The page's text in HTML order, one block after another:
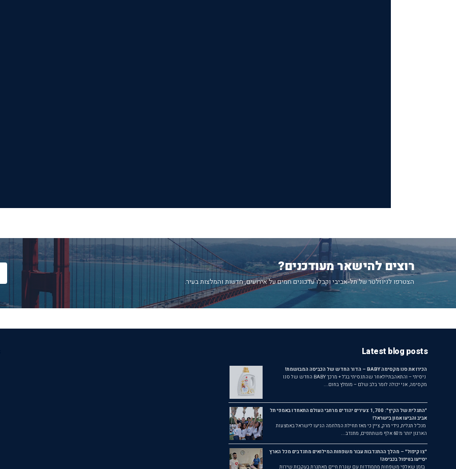
רוצים להישאר מעודכנים?
הצטרפו לניוזלטר של תל-אביבי וקבלו עדכונים חמים על אירועים, חדשות והמלצות בעיר.
Latest blog posts
הכירו את סנו מקסימה BABY – הדור החדש של הכביסה המבושמת!
ניסיתי – והתאהבתי!לאחר שהתנסיתי בג'ל + מרכך BABY החדש של סנו
מקסימה, אני יכולה לומר בלב שלם – מומלץ בחום...
"התגלית של הקיץ": 1,700 צעירים יהודים מרחבי העולם התאחדו באמפי תל
אביב והביעו אמון בישראל!
מנכ"ל תגלית, גידי מרק, ציין כי מאז תחילת המלחמה הגיעו לישראל באמצעות
הארגון יותר מ־60 אלף משתתפים, מתנדב...
"צו קיפול" – מהלך ההתנדבות עבור משפחות המילואים מתנדבים מכל הארץ
יסייעו בטיפול בכביסה!
בזמן שאלפי משפחות מתמודדות עם שגרת חיים מאתגרת בעקבות שירות